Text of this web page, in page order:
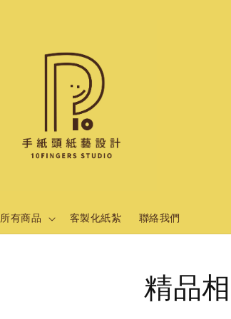
所有商品 客製化紙紮 聯絡我們
精品